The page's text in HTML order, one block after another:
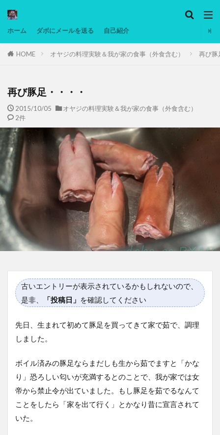
ホーム ダボにメールを送る 自己紹介
HOME オヤジの料理実験＆我が家の食事（外食含む） 再び豚
再び豚足・・・・
2015/10/05
オヤジの料理実験＆我が家の食事（外食含む）
2件
古いエントリーが表示されているかもしれないので、
是非、
「投稿日」 を確認してください
先日、生まれて初めて豚足を買ってきて家で茹で、調理
しました。
ボイル済みの豚足ならまだしも生から茹でますと「かな
り」恐ろしい匂いが充満するとのことで、我が家では女
帝から禁止令が出ていました。もし豚足を茹でるなんて
ことをしたら「家を出て行く」とかなり昔に宣言されて
いた。
タグ
マレーシア動画
検索